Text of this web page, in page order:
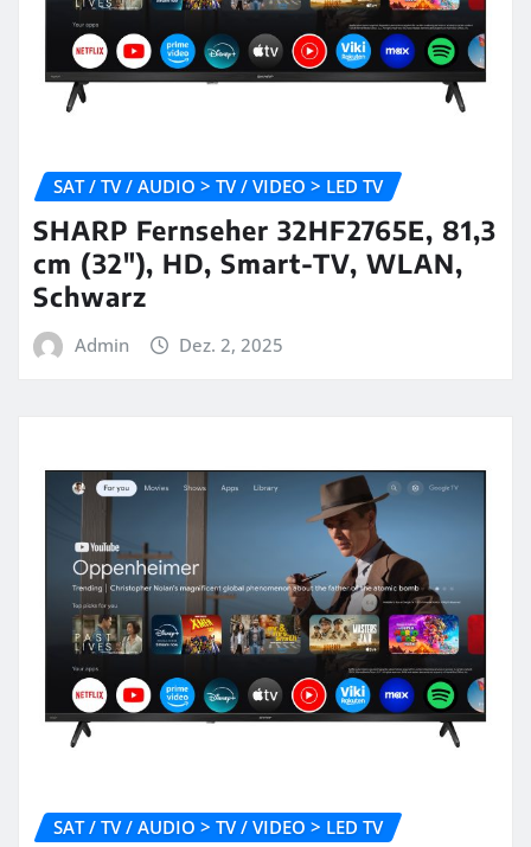
SAT / TV / AUDIO > TV / VIDEO > LED TV
SHARP Fernseher 32HF2765E, 81,3
cm (32″), HD, Smart-TV, WLAN,
Schwarz
Admin Dez. 2, 2025
SAT / TV / AUDIO > TV / VIDEO > LED TV